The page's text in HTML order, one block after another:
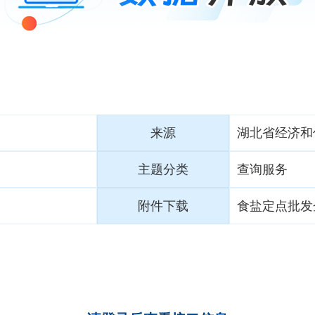
来源 湖北省经济
主题分类 查询服务
附件下载 食盐定点批